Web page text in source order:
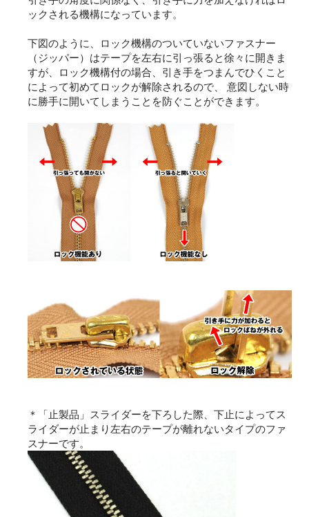
ックされる機構になっています。
下図のように、ロック機構のついていないファスナー
（ジッパー）はテープを左右に引っ張ると徐々に開きま
すが、ロック機構付の場合、引き手をつまんでひくこと
によって初めてロックが解除されるので、 意図しない時
に勝手に開いてしまうことを防ぐことができます。
＊「止製品」スライダーを下ろした際、下止によってス
ライダーが止まり左右のテープが離れないタイプのファ
スナーです。